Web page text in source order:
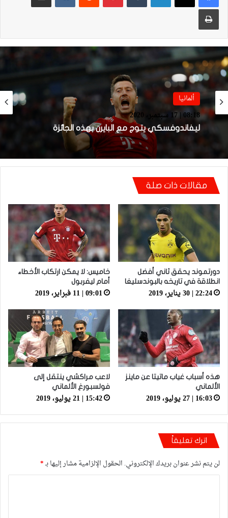
طباعة
ألمانيا
08:18 | 17 سبتمبر، 2020
ليفاندوفسكي يتوج مع البايرن بهذه الجائزة
ألمانيا
22:06 | 16 مارس، 2020
هذا تاريخ استئناف مباريات الدوري الألماني
مقالات ذات صلة
دورتموند يحقق ثاني أفضل
انطلاقة في تاريخه بالبوندسليغا
22:24 | 30 يناير، 2019
خاميس: لا يمكن ارتكاب الأخطاء
أمام ليفربول
09:01 | 11 فبراير، 2019
هذه أسباب غياب ماتيتا عن ماينز
الألماني
16:03 | 27 يوليو، 2019
لاعب مراكشي ينتقل إلى
فولسبورغ الألماني
15:42 | 21 يوليو، 2019
اترك تعليقاً
لن يتم نشر عنوان بريدك الإلكتروني. الحقول الإلزامية مشار إليها بـ*